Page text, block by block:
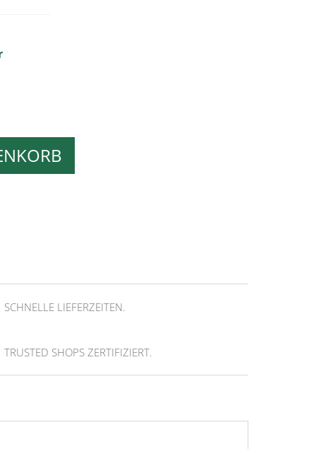
SCHNELLE LIEFERZEITEN.
TRUSTED SHOPS ZERTIFIZIERT.